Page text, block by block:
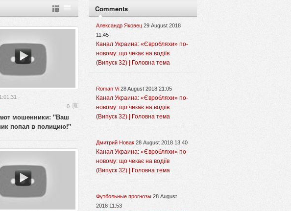
·
0
мошенники: "Ваш
попал в полицию!"
Comments
Александр Яковец 29 August 2018
11:45
Канал Украина: «Євробляхи» по-
новому: що чекає на водіїв
(Випуск 32) | Головна тема
Roman Vi 28 August 2018 21:05
Канал Украина: «Євробляхи» по-
новому: що чекає на водіїв
(Випуск 32) | Головна тема
Дмитрий Новак 28 August 2018 13:40
Канал Украина: «Євробляхи» по-
новому: що чекає на водіїв
(Випуск 32) | Головна тема
Футбольные прогнозы 28 August
2018 11:53